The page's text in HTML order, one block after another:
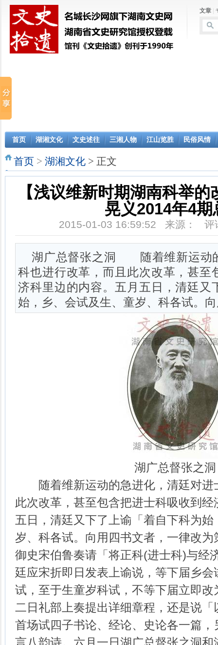
文章
首页 湖湘文化 文史述往 三湘人物 江山览胜 民俗风情
首页 > 湖湘文化 > 正文
【浅议维新时期湖南科举
晃义2014年4期
2015-01-03 16:59:52 来源： 评
湖广总督张之洞 随着维新运动
科也进行改革，而且此次改革，甚至
济科里边的内容。五月五日，清廷又
始，乡、会试及生、童岁、科各试。
湖广总督张之洞
随着维新运动的急进化，清廷对进
此次改革，甚至包含把进士科吸收到
五日，清廷又下了上谕「着自下科为
岁、科各试。向用四书文者，一律改
御史宋伯鲁奏请「将正科(进士科)与经
廷应宋折即日发表上谕说，等下届乡
试，至于生童岁科试，不等下届立即
二日礼部上奏提出详细章程，还是说
首场试四子书论、经论、史论各一篇
言八韵诗。六月一日湖广总督张之洞